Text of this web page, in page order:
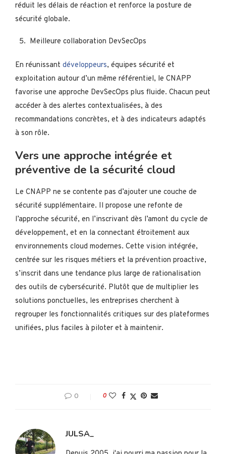
réduit les délais de réaction et renforce la posture de
sécurité globale.
Meilleure collaboration DevSecOps
En réunissant développeurs, équipes sécurité et
exploitation autour d’un même référentiel, le CNAPP
favorise une approche DevSecOps plus fluide. Chacun peut
accéder à des alertes contextualisées, à des
recommandations concrètes, et à des indicateurs adaptés
à son rôle.
Vers une approche intégrée et
préventive de la sécurité cloud
Le CNAPP ne se contente pas d’ajouter une couche de
sécurité supplémentaire. Il propose une refonte de
l’approche sécurité, en l’inscrivant dès l’amont du cycle de
développement, et en la connectant étroitement aux
environnements cloud modernes. Cette vision intégrée,
centrée sur les risques métiers et la prévention proactive,
s’inscrit dans une tendance plus large de rationalisation
des outils de cybersécurité. Plutôt que de multiplier les
solutions ponctuelles, les entreprises cherchent à
regrouper les fonctionnalités critiques sur des plateformes
unifiées, plus faciles à piloter et à maintenir.
0 0
JULSA_